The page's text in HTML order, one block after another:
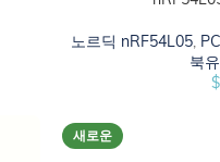
노르딕 nRF54L05,
북
$
새로운